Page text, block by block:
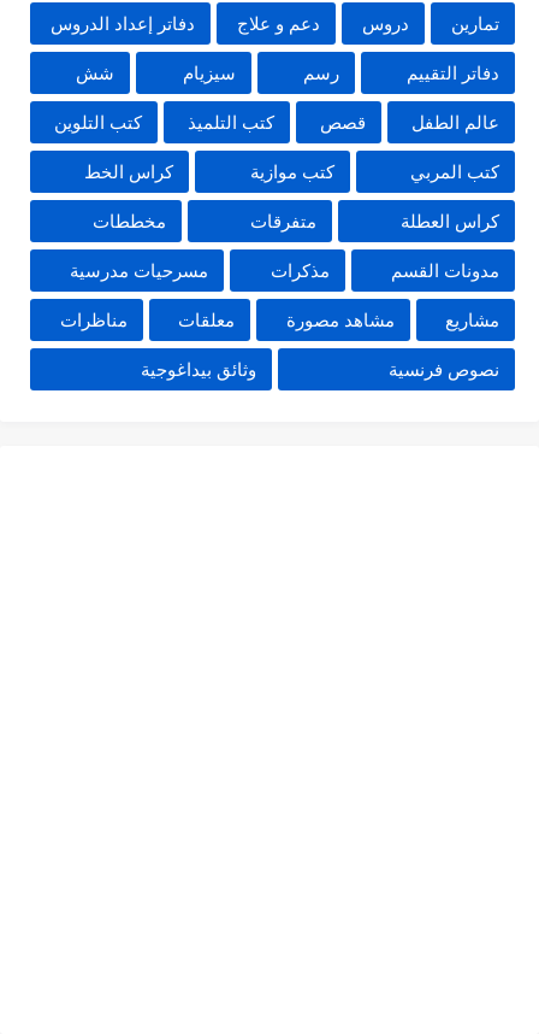
تمارين دروس دعم و علاج دفاتر إعداد الدروس
دفاتر التقييم رسم سيزيام شش
عالم الطفل قصص كتب التلميذ كتب التلوين
كتب المربي كتب موازية كراس الخط
كراس العطلة متفرقات مخططات
مدونات القسم مذكرات مسرحيات مدرسية
مشاريع مشاهد مصورة معلقات مناظرات
نصوص فرنسية وثائق بيداغوجية